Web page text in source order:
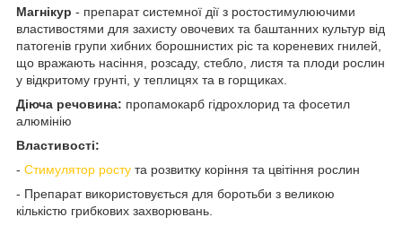
Магнікур - препарат системної дії з ростостимулюючими
властивостями для захисту овочевих та баштанних культур від
патогенів групи хибних борошнистих ріс та кореневих гнилей,
що вражають насіння, розсаду, стебло, листя та плоди рослин
у відкритому грунті, у теплицях та в горщиках.
Діюча речовина: пропамокарб гідрохлорид та фосетил
алюмінію
Властивості:
- Стимулятор росту та розвитку коріння та цвітіння рослин
- Препарат використовується для боротьби з великою
кількістю грибкових захворювань.